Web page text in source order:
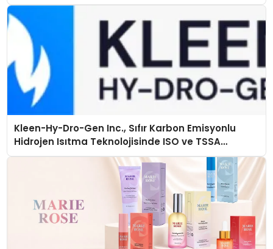
Kleen-Hy-Dro-Gen Inc., Sıfır Karbon Emisyonlu
Hidrojen Isıtma Teknolojisinde ISO ve TSSA
Düzenleyici Onaylarını Aldı